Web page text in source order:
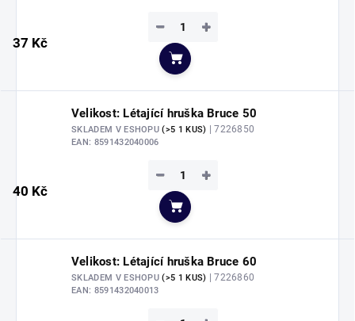
37 Kč
+
−
Do košíku
Velikost: Létající hruška Bruce 50
SKLADEM V ESHOPU(>5 1 KUS) | 7226850
EAN: 8591432040006
40 Kč
+
−
Do košíku
Velikost: Létající hruška Bruce 60
SKLADEM V ESHOPU(>5 1 KUS) | 7226860
EAN: 8591432040013